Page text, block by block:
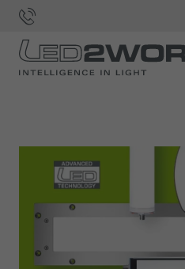
Home LED2WORK News und Presse